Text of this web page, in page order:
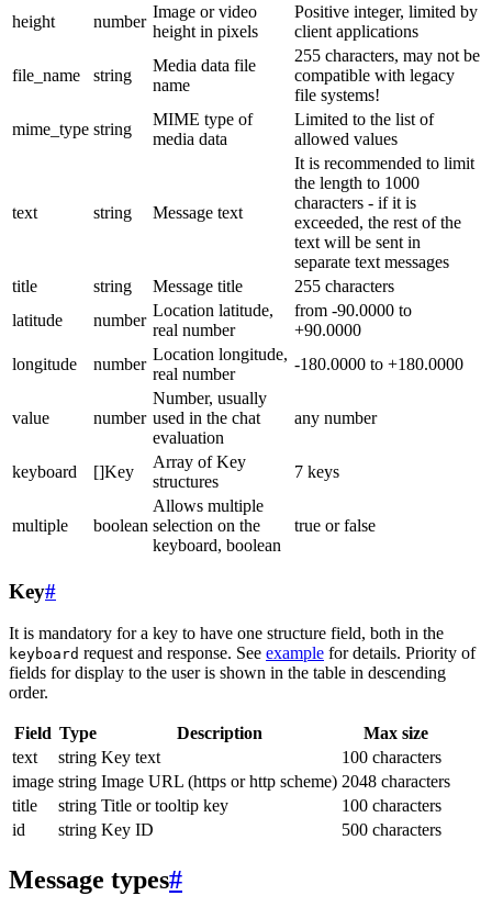
height
number
Image or video
height in pixels
Positive integer, limited by
client applications
file_name string
Media data file
name
255 characters, may not be
compatible with legacy
file systems!
mime_type string
MIME type of
media data
Limited to the list of
allowed values
text string Message text
It is recommended to limit
the length to 1000
characters - if it is
exceeded, the rest of the
text will be sent in
separate text messages
title
string Message title
255 characters
latitude
number
Location latitude,
real number
from -90.0000 to
+90.0000
longitude
number
Location longitude,
real number
-180.0000 to +180.0000
value number
Number, usually
used in the chat
evaluation
any number
keyboard []Key
Array of Key
structures
7 keys
multiple boolean
Allows multiple
selection on the
keyboard, boolean
true or false
Key#
It is mandatory for a key to have one structure field, both in the
keyboard request and response. See example for details. Priority of
fields for display to the user is shown in the table in descending
order.
Field Type Description
Max size
text
string Key text
100 characters
image string Image URL (https or http scheme) 2048 characters
title
string Title or tooltip key
100 characters
id
string Key ID 500 characters
Message types#